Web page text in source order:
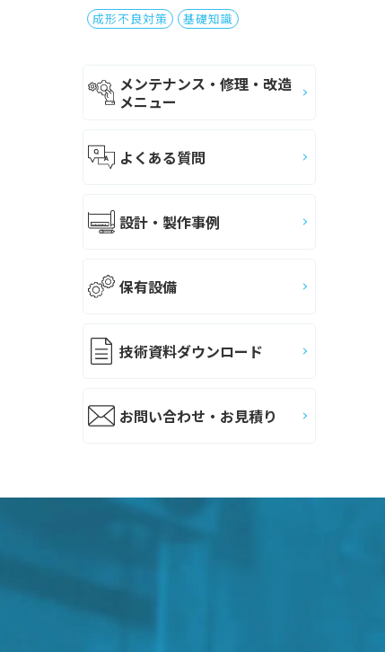
成形不良対策 基礎知識
メンテナンス・修理・改造
メニュー
よくある質問
設計・製作事例
保有設備
技術資料ダウンロード
お問い合わせ・お見積り